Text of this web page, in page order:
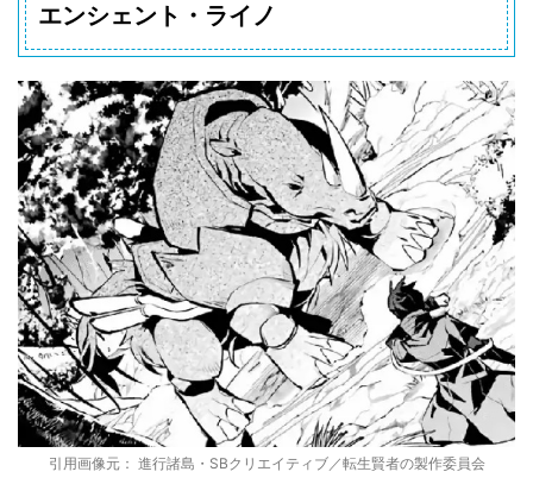
エンシェント・ライノ
引用画像元： 進行諸島・SBクリエイティブ／転生賢者の製作委員会